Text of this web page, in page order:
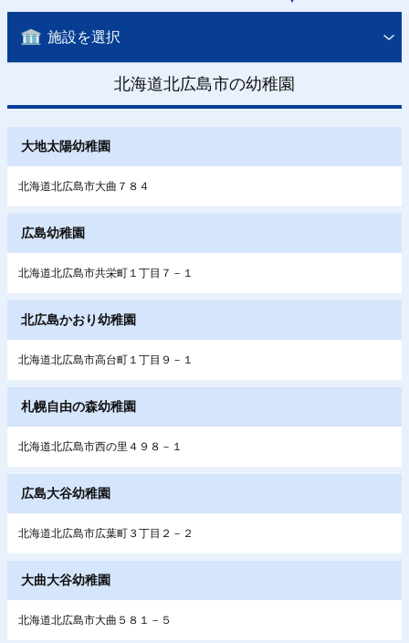
施設を選択
北海道北広島市の幼稚園
大地太陽幼稚園
北海道北広島市大曲７８４
広島幼稚園
北海道北広島市共栄町１丁目７－１
北広島かおり幼稚園
北海道北広島市高台町１丁目９－１
札幌自由の森幼稚園
北海道北広島市西の里４９８－１
広島大谷幼稚園
北海道北広島市広葉町３丁目２－２
大曲大谷幼稚園
北海道北広島市大曲５８１－５